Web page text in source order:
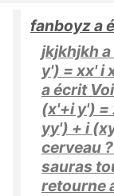
fanboyz a
jkjkhjkh
y') = xx' i
a écrit
(x'+i y') =
yy') + i
cerveau
sauras
retourne